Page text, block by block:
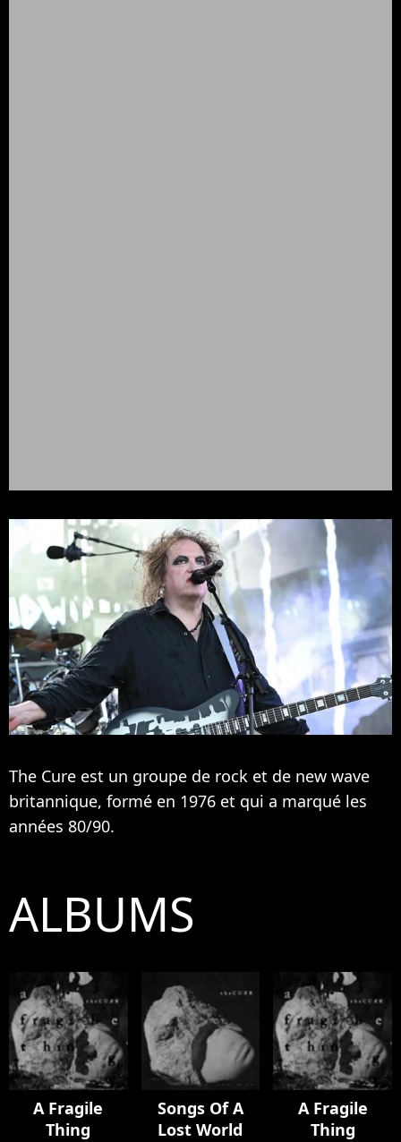
The Cure est un groupe de rock et de new wave
britannique, formé en 1976 et qui a marqué les
années 80/90.
ALBUMS
A Fragile
Thing
Songs Of A
Lost World
A Fragile
Thing